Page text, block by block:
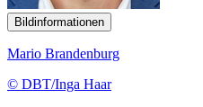
Bildinformationen
Mario Brandenburg
© DBT/Inga Haar